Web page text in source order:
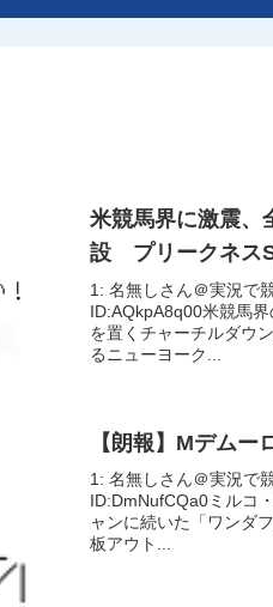
米競馬界に激震、
設 プリークネス
1: 名無しさん＠実況で
ID:AQkpA8q00米競馬
を置くチャーチルダウ
るニューヨーク...
【朗報】Mデム
1: 名無しさん＠実況で
ID:DmNufCQa0ミルコ
ャンに続いた「ワンダ
板アウト...